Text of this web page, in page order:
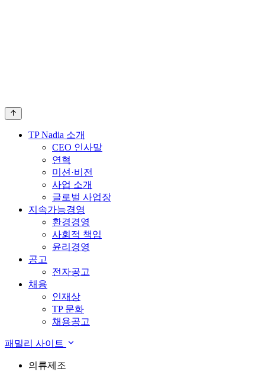
TP Nadia 소개
CEO 인사말
연혁
미션·비전
사업 소개
글로벌 사업장
지속가능경영
환경경영
사회적 책임
윤리경영
공고
전자공고
채용
인재상
TP 문화
채용공고
패밀리 사이트
의류제조